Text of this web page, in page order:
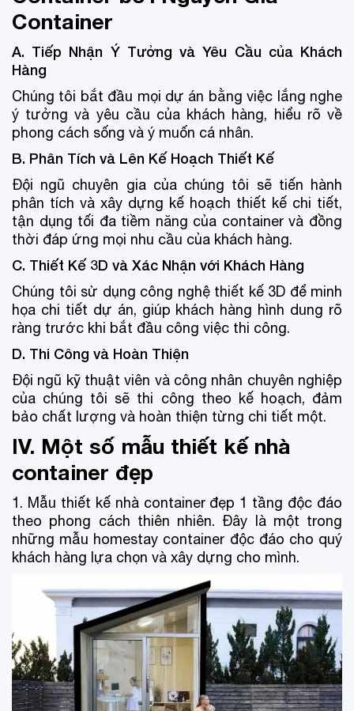
Container
A. Tiếp Nhận Ý Tưởng và Yêu Cầu của Khách
Hàng
Chúng tôi bắt đầu mọi dự án bằng việc lắng nghe
ý tưởng và yêu cầu của khách hàng, hiểu rõ về
phong cách sống và ý muốn cá nhân.
B. Phân Tích và Lên Kế Hoạch Thiết Kế
Đội ngũ chuyên gia của chúng tôi sẽ tiến hành
phân tích và xây dựng kế hoạch thiết kế chi tiết,
tận dụng tối đa tiềm năng của container và đồng
thời đáp ứng mọi nhu cầu của khách hàng.
C. Thiết Kế 3D và Xác Nhận với Khách Hàng
Chúng tôi sử dụng công nghệ thiết kế 3D để minh
họa chi tiết dự án, giúp khách hàng hình dung rõ
ràng trước khi bắt đầu công việc thi công.
D. Thi Công và Hoàn Thiện
Đội ngũ kỹ thuật viên và công nhân chuyên nghiệp
của chúng tôi sẽ thi công theo kế hoạch, đảm
bảo chất lượng và hoàn thiện từng chi tiết một.
IV. Một số mẫu thiết kế nhà
container đẹp
1. Mẫu thiết kế nhà container đẹp 1 tầng độc đáo
theo phong cách thiên nhiên. Đây là một trong
những mẫu homestay container độc đáo cho quý
khách hàng lựa chọn và xây dựng cho mình.